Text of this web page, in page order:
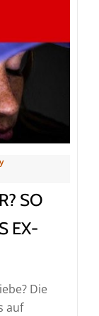
über
SO
EX-
Die
auf